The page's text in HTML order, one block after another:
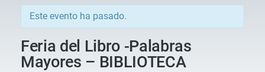
Este evento ha pasado.
Feria del Libro -Palabras
Mayores – BIBLIOTECA